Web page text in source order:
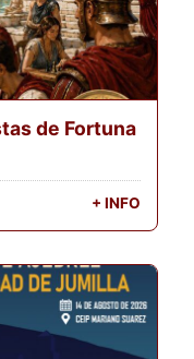
de Fortuna
+ INFO